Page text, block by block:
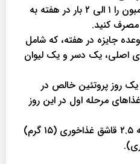
گوشت: بره، خوک یا ژامبون را ۱ الی ۲ بار در هفته به
کنید.
جایزه در هفته، که شامل
اصلی، یک دسر و یک لیوان
روز پروتئین خالص در
مرحله اول در این روز
سبوس جو دوسر: روزانه ۲.۵ قاشق غذاخوری (۱۵ گرم)